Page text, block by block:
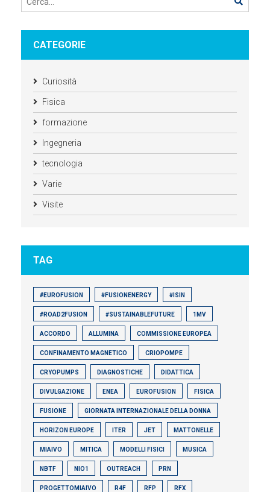
CATEGORIE
Curiosità
Fisica
formazione
Ingegneria
tecnologia
Varie
Visite
TAG
#EUROFUSION #FUSIONENERGY #ISIN
#ROAD2FUSION #SUSTAINABLEFUTURE 1MV
ACCORDO ALLUMINA COMMISSIONE EUROPEA
CONFINAMENTO MAGNETICO CRIOPOMPE
CRYOPUMPS DIAGNOSTICHE DIDATTICA
DIVULGAZIONE ENEA EUROFUSION FISICA
FUSIONE GIORNATA INTERNAZIONALE DELLA DONNA
HORIZON EUROPE ITER JET MATTONELLE
MIAIVO MITICA MODELLI FISICI MUSICA
NBTF NIO1 OUTREACH PRN
PROGETTOMIAIVO R4F RFP RFX